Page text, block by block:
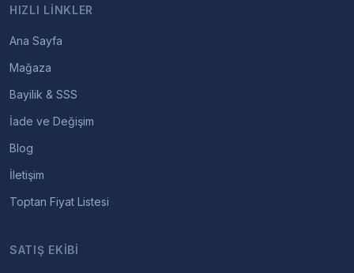
HIZLI LINKLER
Ana Sayfa
Mağaza
Bayilik & SSS
İade ve Değişim
Blog
İletişim
Toptan Fiyat Listesi
SATIŞ EKIBI